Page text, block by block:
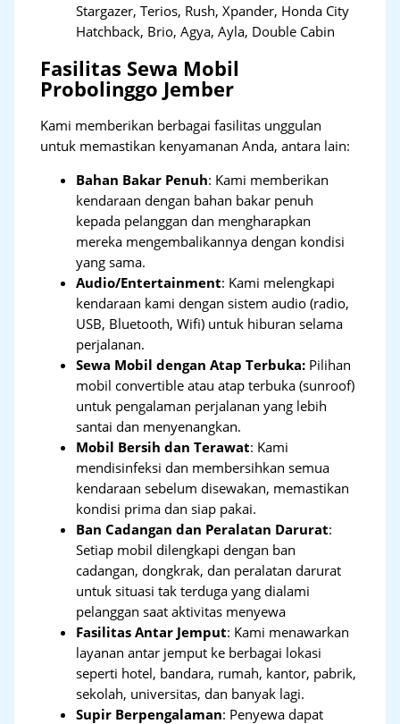
Stargazer, Terios, Rush, Xpander, Honda City
Hatchback, Brio, Agya, Ayla, Double Cabin
Fasilitas Sewa Mobil
Probolinggo Jember
Kami memberikan berbagai fasilitas unggulan
untuk memastikan kenyamanan Anda, antara lain:
Bahan Bakar Penuh: Kami memberikan
kendaraan dengan bahan bakar penuh
kepada pelanggan dan mengharapkan
mereka mengembalikannya dengan kondisi
yang sama.
Audio/Entertainment: Kami melengkapi
kendaraan kami dengan sistem audio (radio,
USB, Bluetooth, Wifi) untuk hiburan selama
perjalanan.
Sewa Mobil dengan Atap Terbuka: Pilihan
mobil convertible atau atap terbuka (sunroof)
untuk pengalaman perjalanan yang lebih
santai dan menyenangkan.
Mobil Bersih dan Terawat: Kami
mendisinfeksi dan membersihkan semua
kendaraan sebelum disewakan, memastikan
kondisi prima dan siap pakai.
Ban Cadangan dan Peralatan Darurat:
Setiap mobil dilengkapi dengan ban
cadangan, dongkrak, dan peralatan darurat
untuk situasi tak terduga yang dialami
pelanggan saat aktivitas menyewa
Fasilitas Antar Jemput: Kami menawarkan
layanan antar jemput ke berbagai lokasi
seperti hotel, bandara, rumah, kantor, pabrik,
sekolah, universitas, dan banyak lagi.
Supir Berpengalaman: Penyewa dapat